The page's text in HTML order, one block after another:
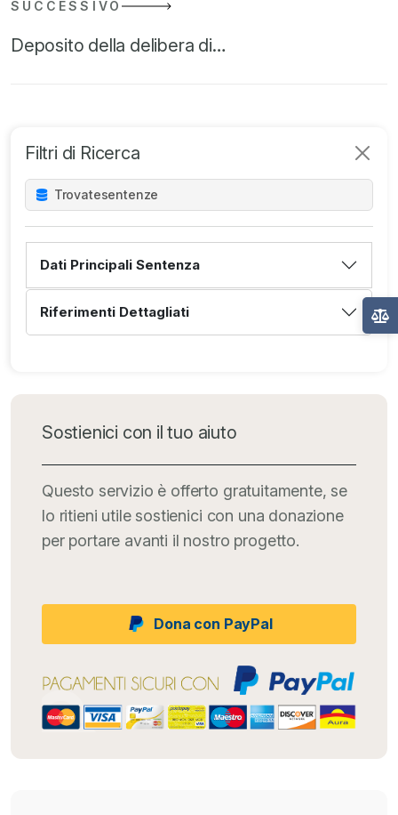
SUCCESSIVO
Deposito della delibera di…
Filtri di Ricerca
Trovatesentenze
Dati Principali Sentenza
Riferimenti Dettagliati
Sostienici con il tuo aiuto
Questo servizio è offerto gratuitamente, se
lo ritieni utile sostienici con una donazione
per portare avanti il nostro progetto.
Dona con PayPal